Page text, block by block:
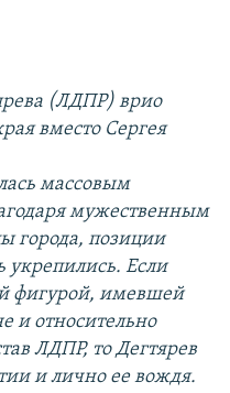
(ЛДПР) врио
вместо Сергея
массовым
мужественным
города, позиции
Если
фигурой, имевшей
и относительно
ЛДПР, то Дегтярев
и лично ее вождя.